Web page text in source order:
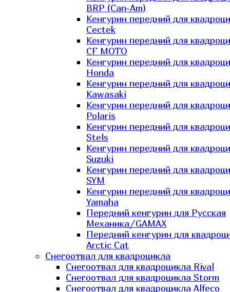
BRP (Can-Am)
Кенгурин передний для
Cectek
Кенгурин передний для
CF MOTO
Кенгурин передний для
Honda
Кенгурин передний для
Kawasaki
Кенгурин передний для
Polaris
Кенгурин передний для
Stels
Кенгурин передний для
Suzuki
Кенгурин передний для
SYM
Кенгурин передний для
Yamaha
Передний кенгурин для Русская
Механика/GAMAX
Передний кенгурин для
Arctic Cat
Снегоотвал для квадроцикла
Снегоотвал для квадроцикла Rival
Снегоотвал для квадроцикла Storm
Снегоотвал для квадроцикла Alfeco